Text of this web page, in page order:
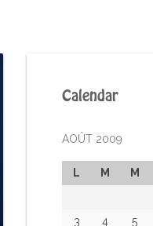
Calendar
AOÛT 2009
L M M
3
4 5